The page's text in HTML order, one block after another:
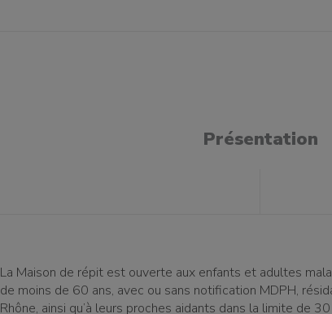
Présentation
La Maison de répit est ouverte aux enfants et adultes
de moins de 60 ans, avec ou sans notification MDPH,
Rhône, ainsi qu’à leurs proches aidants dans la limite de